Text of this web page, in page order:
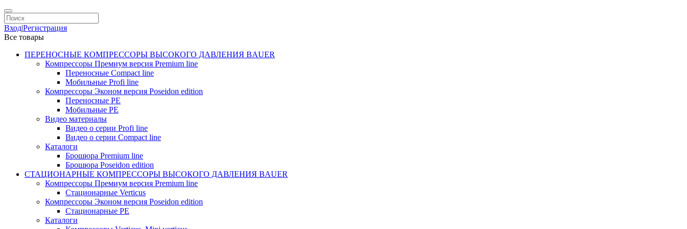
Вход|Регистрация
Все товары
ПЕРЕНОСНЫЕ КОМПРЕССОРЫ ВЫСОКОГО ДАВЛЕНИЯ BAUER
Компрессоры Премиум версия Premium line
Переносные Compact line
Мобильные Profi line
Компрессоры Эконом версия Poseidon edition
Переносные PE
Мобильные PE
Видео материалы
Видео о серии Profi line
Видео о серии Compact line
Каталоги
Брошюра Premium line
Брошюра Poseidon edition
СТАЦИОНАРНЫЕ КОМПРЕССОРЫ ВЫСОКОГО ДАВЛЕНИЯ BAUER
Компрессоры Премиум версия Premium line
Стационарные Verticus
Компрессоры Эконом версия Poseidon edition
Стационарные PE
Каталоги